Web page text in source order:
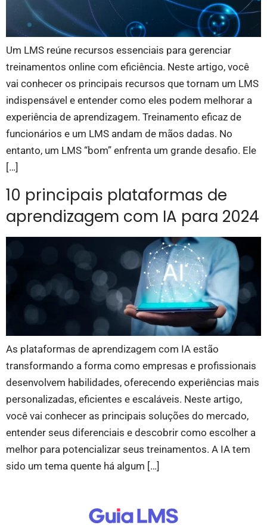
Um LMS reúne recursos essenciais para gerenciar
treinamentos online com eficiência. Neste artigo, você
vai conhecer os principais recursos que tornam um LMS
indispensável e entender como eles podem melhorar a
experiência de aprendizagem. Treinamento eficaz de
funcionários e um LMS andam de mãos dadas. No
entanto, um LMS “bom” enfrenta um grande desafio. Ele
[…]
10 principais plataformas de
aprendizagem com IA para 2024
As plataformas de aprendizagem com IA estão
transformando a forma como empresas e profissionais
desenvolvem habilidades, oferecendo experiências mais
personalizadas, eficientes e escaláveis. Neste artigo,
você vai conhecer as principais soluções do mercado,
entender seus diferenciais e descobrir como escolher a
melhor para potencializar seus treinamentos. A IA tem
sido um tema quente há algum […]